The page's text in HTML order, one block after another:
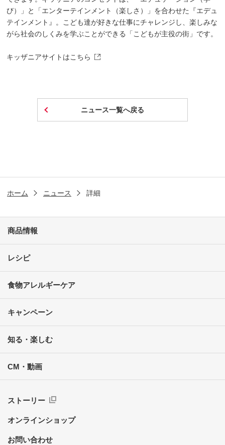
び）」と「エンターテインメント（楽しさ）」を合わせた『エデュ
テインメント』。こども達が好きな仕事にチャレンジし、楽しみな
がら社会のしくみを学ぶことができる「こどもが主役の街」です。
キッザニアサイトはこちら
ニュース一覧へ戻る
ホーム ニュース 詳細
商品情報
レシピ
食物アレルギーケア
キャンペーン
知る・楽しむ
CM・動画
ストーリー
オンラインショップ
お問い合わせ